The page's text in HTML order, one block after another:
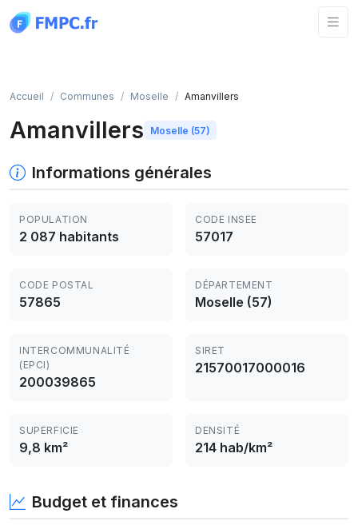
Accueil Communes Moselle Amanvillers
Amanvillers Moselle (57)
Informations générales
POPULATION
2 087 habitants
CODE INSEE
57017
CODE POSTAL
57865
DÉPARTEMENT
Moselle (57)
INTERCOMMUNALITÉ
(EPCI)
200039865
SIRET
21570017000016
SUPERFICIE
9,8 km²
DENSITÉ
214 hab/km²
Budget et finances
Panneau de gestion des cookies